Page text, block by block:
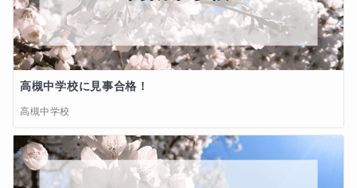
関西学院大阪インターナショナルスクール　サブステ
ィチュートティーチャー
現在、対面レッスン、および　マナリンクでオンライ
高槻中学校に見事合格！
高槻中学校